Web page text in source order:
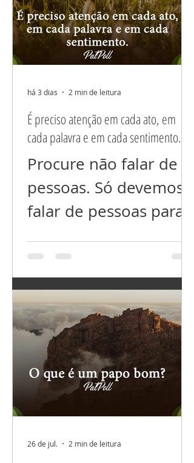
É preciso atenção em cada ato, em
cada palavra e em cada sentimento.
Procure não falar de
pessoas. Só devemos
falar de pessoas para
mal resolvidas ou
incompreendidas,
nada além disso! Não
fala nem dos que você
ama, nem dos que
você não ama (ainda).
Não espalhe suas
seus problemas. Tudo
há 3 dias 2 min de leitura
26 de jul. 2 min de leitura